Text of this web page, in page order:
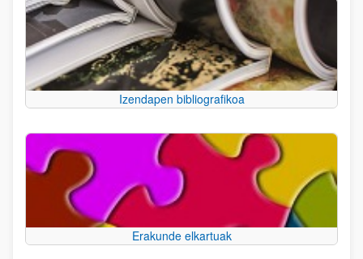
Izendapen bibliografikoa
Erakunde elkartuak